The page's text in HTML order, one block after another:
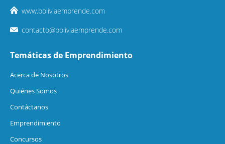
www.boliviaemprende.com
contacto@boliviaemprende.com
Temáticas de Emprendimiento
Acerca de Nosotros
Quiénes Somos
Contáctanos
Emprendimiento
Concursos